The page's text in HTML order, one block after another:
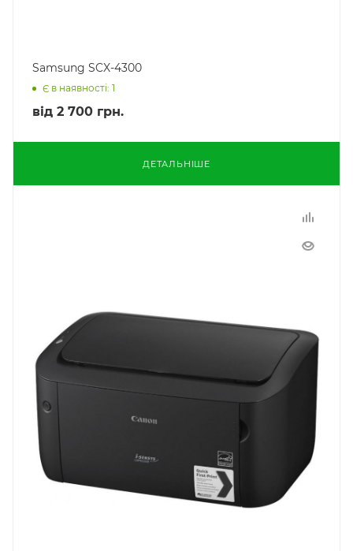
Samsung SCX-4300
Є в наявності: 1
від 2 700 грн.
ДЕТАЛЬНІШЕ